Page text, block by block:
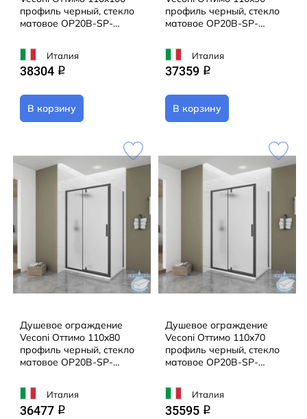
профиль черный, стекло
матовое OP20B-SP-
поддона)
Италия
38304 q
В корзину
профиль черный, стекло
матовое OP20B-SP-
поддона)
Италия
37359 q
В корзину
Душевое ограждение
Veconi Оттимо 110x80
профиль черный, стекло
матовое OP20B-SP-
поддона)
Италия
36477 q
Душевое ограждение
Veconi Оттимо 110x70
профиль черный, стекло
матовое OP20B-SP-
поддона)
Италия
35595 q